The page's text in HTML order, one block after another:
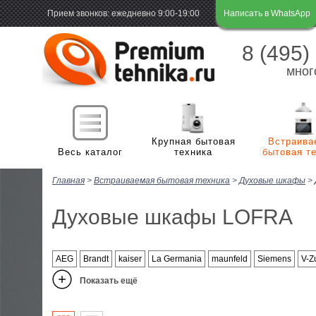
Прием звонков: ежедневно 9:00-19:00 Написать в WhatsApp
8 (495)
Весь каталог
Холодильная и морозильная техника
Стиральные и сушильные машины
Плиты
Крупная бытовая
техника
бытовая
Главная > Встраиваемая бытовая техника > Духовые шкафы >
Духовые шкафы LOFRA
AEG Brandt kaiser La Germania maunfeld Siemens V-
Показать ещё